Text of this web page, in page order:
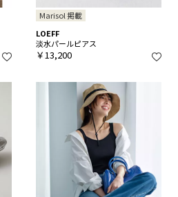
Marisol 掲載
LOEFF
淡水パールピアス
￥13,200